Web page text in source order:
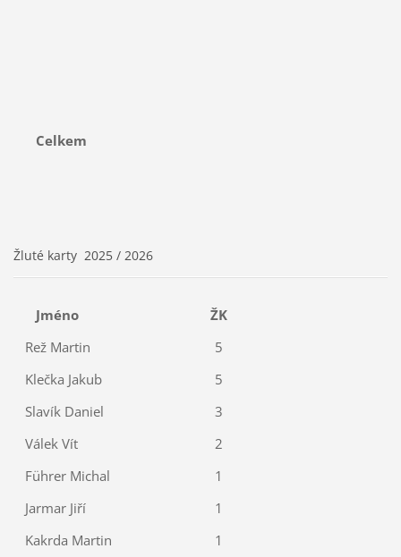
Celkem
Žluté karty 2025 / 2026
Jméno
ŽK
Rež Martin
5
Klečka Jakub
5
Slavík Daniel
3
Válek Vít
2
Führer Michal
1
Jarmar Jiří
1
Kakrda Martin
1